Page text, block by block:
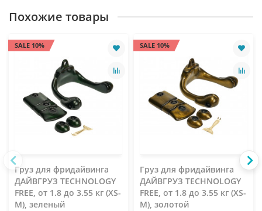
Похожие товары
SALE 10%
Груз для фридайвинга
ДАЙВГРУЗ TECHNOLOGY
FREE, от 1.8 до 3.55 кг (XS-
M), зеленый
SALE 10%
Груз для фридайвинга
ДАЙВГРУЗ TECHNOLOGY
FREE, от 1.8 до 3.55 кг (XS-
M), золотой